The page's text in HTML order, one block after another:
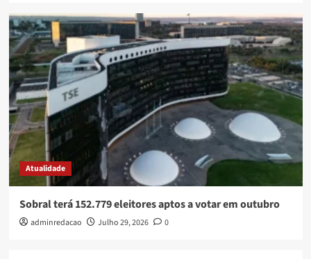
Atualidade
Sobral terá 152.779 eleitores aptos a votar em outubro
adminredacao Julho 29, 2026 0